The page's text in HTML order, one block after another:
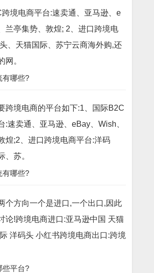
境电商平台:速卖通、亚马逊、e
兰亭集势、敦煌; 2、进口跨境电
、天猫国际、苏宁云商海外购,还
网。
有哪些?
跨境电商的平台如下:1、国际B2C
:速卖通、亚马逊、eBay、Wish、
煌;2、进口跨境电商平台:洋码
、苏。
有哪些?
个方向一个是进口,一个出口,因此
论!跨境电商进口:亚马逊中国 天猫
洋码头 小红书跨境电商出口:跨境
些平台?